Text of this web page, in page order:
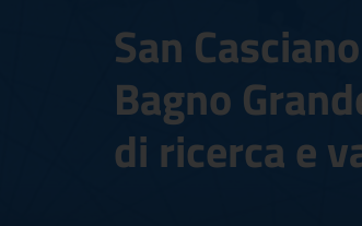
San
Bagno
di ricerca e